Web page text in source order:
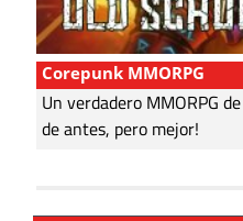
Corepunk MMORPG
Un verdadero MMORPG
de antes, pero mejor!